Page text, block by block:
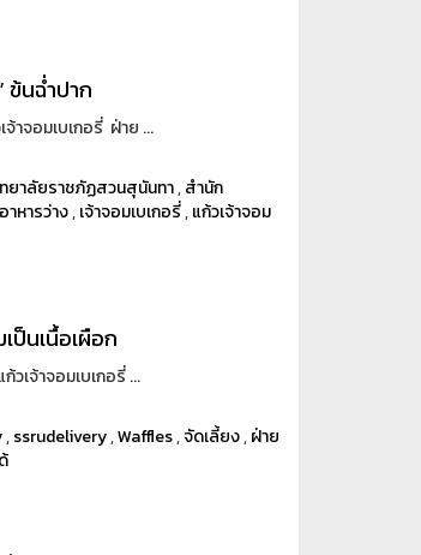
ข้นฉ่ำปาก
จ้าจอมเบเกอรี่ ฝ่าย ...
ยาลัยราชภัฏสวนสุนันทา,สำนัก
อาหารว่าง,เจ้าจอมเบเกอรี่,แก้วเจ้าจอม
ป็นเนื้อเผือก
วเจ้าจอมเบเกอรี่ ...
,ssrudelivery,Waffles,จัดเลี้ยง,ฝ่าย